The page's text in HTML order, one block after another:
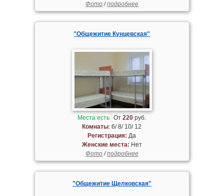
Фото/подробнее
"Общежитие Кунцевская"
Места есть От220 руб.
Комнаты: 6/ 8/ 10/ 12
Регистрация: Да
Женские места: Нет
Фото/подробнее
"Общежитие Щелковская"